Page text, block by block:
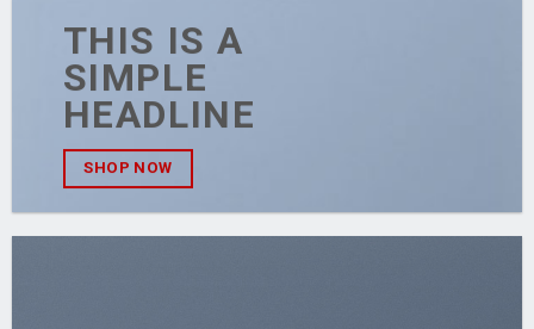
THIS IS A
SIMPLE
HEADLINE
SHOP NOW